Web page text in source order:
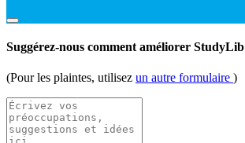
Suggérez-nous comment améliorer StudyLib
(Pour les plaintes, utilisez un autre formulaire )